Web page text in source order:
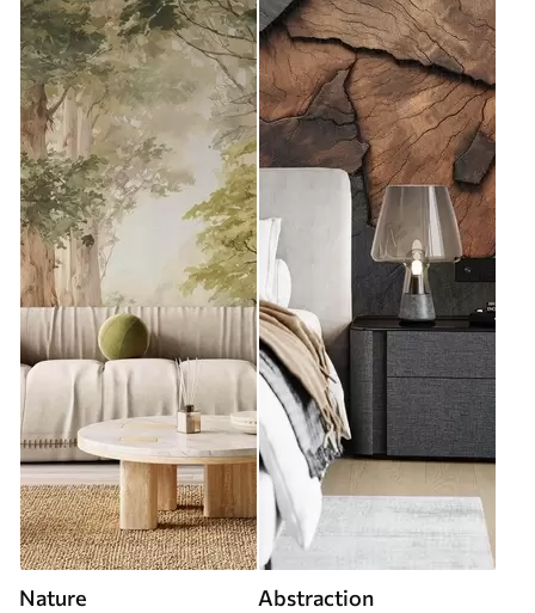
Nature Abstraction